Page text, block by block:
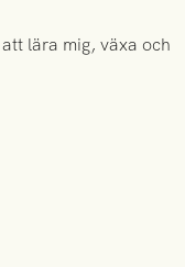
lära mig, växa och